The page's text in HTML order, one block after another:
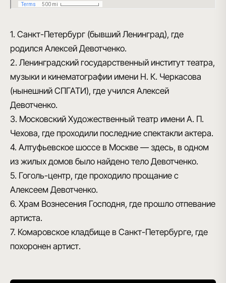
1. Санкт-Петербург (бывший Ленинград), где
родился Алексей Девотченко.
2. Ленинградский государственный институт театра,
музыки и кинематографии имени Н. К. Черкасова
(нынешний СПГАТИ), где учился Алексей
Девотченко.
3. Московский Художественный театр имени А. П.
Чехова, где проходили последние спектакли актера.
4. Алтуфьевское шоссе в Москве — здесь, в одном
из жилых домов было найдено тело Девотченко.
5. Гоголь-центр, где проходило прощание с
Алексеем Девотченко.
6. Храм Вознесения Господня, где прошло отпевание
артиста.
7. Комаровское кладбище в Санкт-Петербурге, где
похоронен артист.